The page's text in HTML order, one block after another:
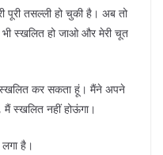
पूरी तसल्ली हो चुकी है। अब तो
स्खलित हो जाओ और मेरी चूत
स्खलित कर सकता हूं। मैंने अपने
स्खलित नहीं होऊंगा।
है।